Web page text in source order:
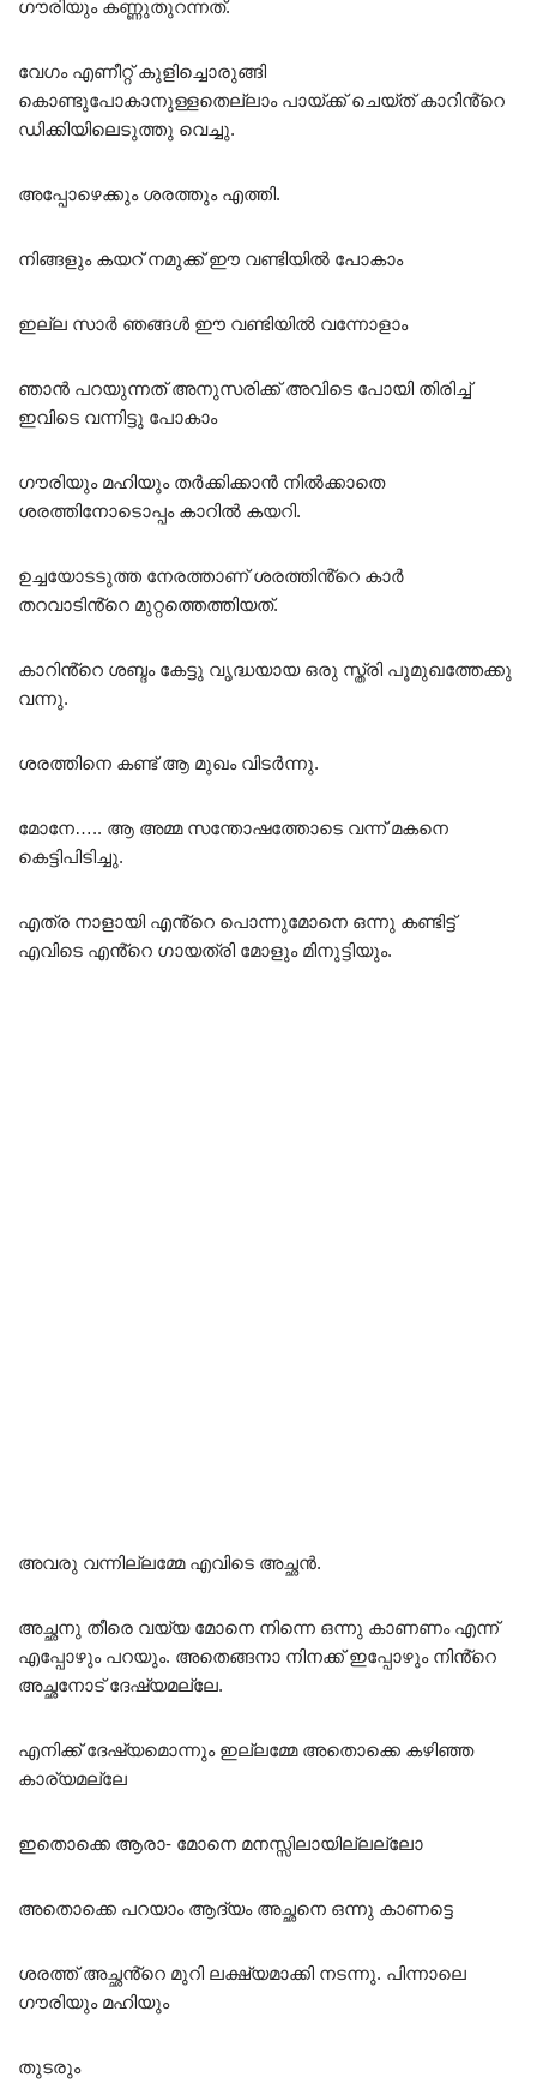
ഗൗരിയും കണ്ണുതുറന്നത്.
വേഗം എണീറ്റ് കുളിച്ചൊരുങ്ങി
കൊണ്ടുപോകാനുള്ളതെല്ലാം പായ്ക്ക് ചെയ്ത് കാറിൻ്റെ
ഡിക്കിയിലെടുത്തു വെച്ചു.
അപ്പോഴെക്കും ശരത്തും എത്തി.
നിങ്ങളും കയറ് നമുക്ക് ഈ വണ്ടിയിൽ പോകാം
ഇല്ല സാർ ഞങ്ങൾ ഈ വണ്ടിയിൽ വന്നോളാം
ഞാൻ പറയുന്നത് അനുസരിക്ക് അവിടെ പോയി തിരിച്ച്
ഇവിടെ വന്നിട്ടു പോകാം
ഗൗരിയും മഹിയും തർക്കിക്കാൻ നിൽക്കാതെ
ശരത്തിനോടൊപ്പം കാറിൽ കയറി.
ഉച്ചയോടടുത്ത നേരത്താണ് ശരത്തിൻ്റെ കാർ
തറവാടിൻ്റെ മുറ്റത്തെത്തിയത്.
കാറിൻ്റെ ശബ്ദം കേട്ടു വൃദ്ധയായ ഒരു സ്ത്രി പൂമുഖത്തേക്കു
വന്നു.
ശരത്തിനെ കണ്ട് ആ മുഖം വിടർന്നു.
മോനേ….. ആ അമ്മ സന്തോഷത്തോടെ വന്ന് മകനെ
കെട്ടിപിടിച്ചു.
എത്ര നാളായി എൻ്റെ പൊന്നുമോനെ ഒന്നു കണ്ടിട്ട്
എവിടെ എൻ്റെ ഗായത്രി മോളും മിനുട്ടിയും.
അവരു വന്നില്ലമ്മേ എവിടെ അച്ഛൻ.
അച്ഛനു തീരെ വയ്യ മോനെ നിന്നെ ഒന്നു കാണണം എന്ന്
എപ്പോഴും പറയും. അതെങ്ങനാ നിനക്ക് ഇപ്പോഴും നിൻ്റെ
അച്ഛനോട് ദേഷ്യമല്ലേ.
എനിക്ക് ദേഷ്യമൊന്നും ഇല്ലമ്മേ അതൊക്കെ കഴിഞ്ഞ
കാര്യമല്ലേ
ഇതൊക്കെ ആരാ- മോനെ മനസ്സിലായില്ലല്ലോ
അതൊക്കെ പറയാം ആദ്യം അച്ഛനെ ഒന്നു കാണട്ടെ
ശരത്ത് അച്ഛൻ്റെ മുറി ലക്ഷ്യമാക്കി നടന്നു. പിന്നാലെ
ഗൗരിയും മഹിയും
തുടരും